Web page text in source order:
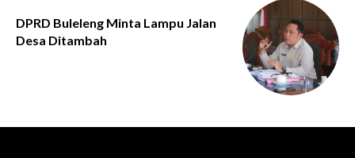
DPRD Buleleng Minta Lampu Jalan
Desa Ditambah